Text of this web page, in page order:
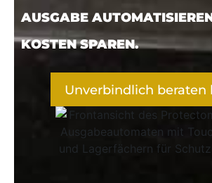
AUSGABE
KOSTENSPAREN.
Unverbindlich beraten